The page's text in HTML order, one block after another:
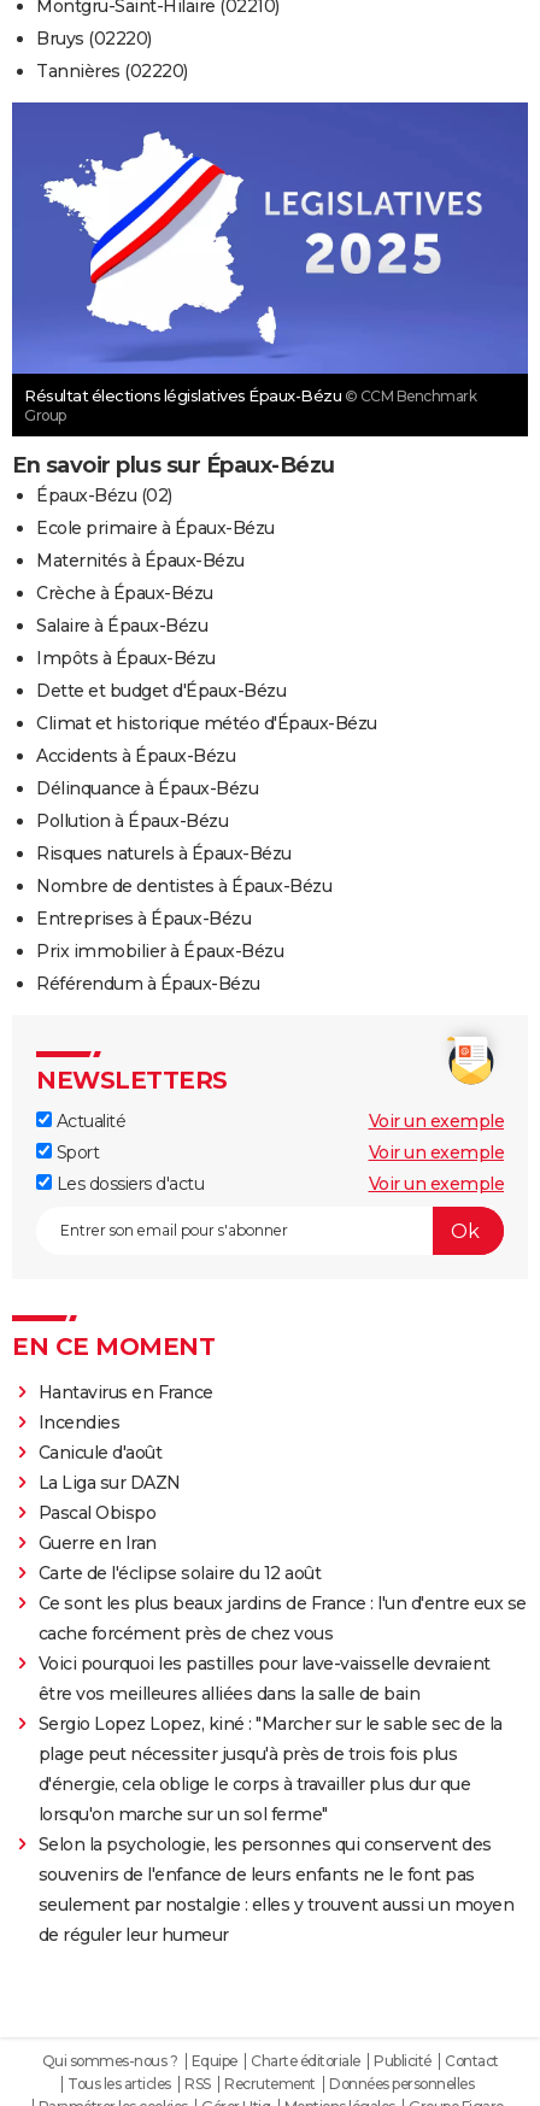
Montgru-Saint-Hilaire (02210)
Bruys (02220)
Tannières (02220)
Résultat élections législatives Épaux-Bézu © CCM Benchmark
Group
En savoir plus sur Épaux-Bézu
Épaux-Bézu (02)
Ecole primaire à Épaux-Bézu
Maternités à Épaux-Bézu
Crèche à Épaux-Bézu
Salaire à Épaux-Bézu
Impôts à Épaux-Bézu
Dette et budget d'Épaux-Bézu
Climat et historique météo d'Épaux-Bézu
Accidents à Épaux-Bézu
Délinquance à Épaux-Bézu
Pollution à Épaux-Bézu
Risques naturels à Épaux-Bézu
Nombre de dentistes à Épaux-Bézu
Entreprises à Épaux-Bézu
Prix immobilier à Épaux-Bézu
Référendum à Épaux-Bézu
NEWSLETTERS
Actualité
Voir un exemple
Sport
Voir un exemple
Les dossiers d'actu
Voir un exemple
EN CE MOMENT
Hantavirus en France
Incendies
Canicule d'août
La Liga sur DAZN
Pascal Obispo
Guerre en Iran
Carte de l'éclipse solaire du 12 août
Ce sont les plus beaux jardins de France : l'un d'entre eux se
cache forcément près de chez vous
Voici pourquoi les pastilles pour lave-vaisselle devraient
être vos meilleures alliées dans la salle de bain
Sergio Lopez Lopez, kiné : "Marcher sur le sable sec de la
plage peut nécessiter jusqu'à près de trois fois plus
d'énergie, cela oblige le corps à travailler plus dur que
lorsqu'on marche sur un sol ferme"
Selon la psychologie, les personnes qui conservent des
souvenirs de l'enfance de leurs enfants ne le font pas
seulement par nostalgie : elles y trouvent aussi un moyen
de réguler leur humeur
Qui sommes-nous ? Equipe Charte éditoriale Publicité
Contact
Tous les articles
RSS Recrutement
Données personnelles